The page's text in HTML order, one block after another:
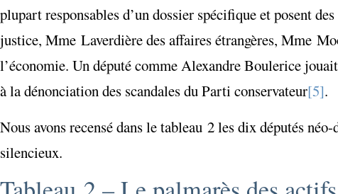
plupart responsables d’un dossier spécifique et posent
justice, Mme Laverdière des affaires étrangères, Mme
l’économie. Un député comme Alexandre Boulerice
à la dénonciation des scandales du Parti conservateur[5].
Nous avons recensé dans le tableau 2 les dix députés
silencieux.